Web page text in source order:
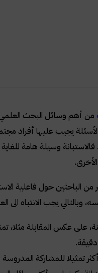
من أهم وسائل البحث العلمي
يجيب عليها أفراد
وسيلة هامة
من الباحثين حول فاعلية
وبالتالي يجب الانتباه الى
على عكس المقابلة مثلا،
أكثر تمثيلا للمشاركة